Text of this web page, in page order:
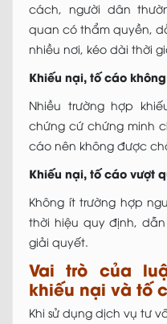
cách, người dân
quan có thẩm quyền,
nhiều nơi, kéo dài thời
Khiếu nại, tố cáo
Nhiều trường hợp
chứng cứ chứng minh
cáo nên không được
Khiếu nại, tố cáo vượt
Không ít trường hợp
thời hiệu quy định,
giải quyết.
Vai trò của
khiếu nại và tố
Khi sử dụng dịch vụ tư